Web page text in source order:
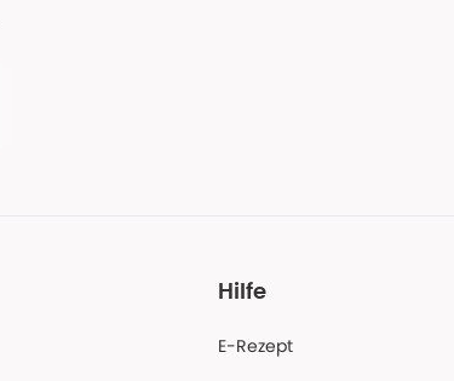
Hilfe
E-Rezept